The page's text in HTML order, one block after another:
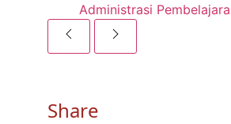
Administrasi
Share